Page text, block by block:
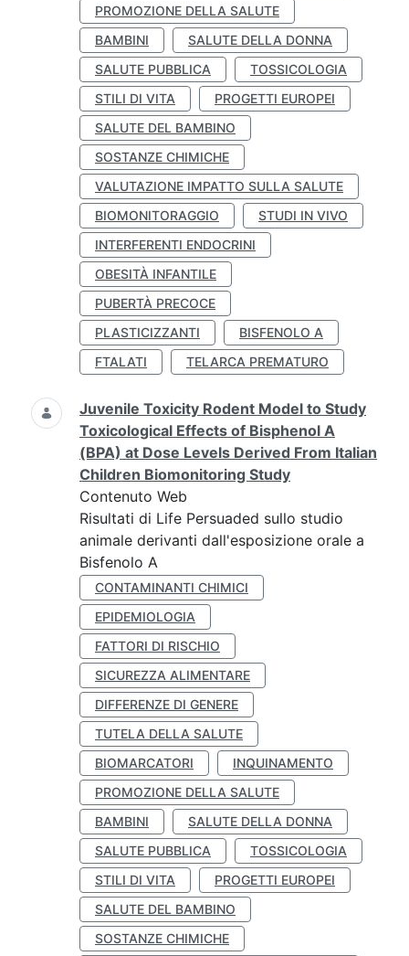
PROMOZIONE DELLA SALUTE
BAMBINI
SALUTE DELLA DONNA
SALUTE PUBBLICA
TOSSICOLOGIA
STILI DI VITA
PROGETTI EUROPEI
SALUTE DEL BAMBINO
SOSTANZE CHIMICHE
VALUTAZIONE IMPATTO SULLA SALUTE
BIOMONITORAGGIO
STUDI IN VIVO
INTERFERENTI ENDOCRINI
OBESITÀ INFANTILE
PUBERTÀ PRECOCE
PLASTICIZZANTI
BISFENOLO A
FTALATI
TELARCA PREMATURO
Juvenile Toxicity Rodent Model to Study
Toxicological Effects of Bisphenol A
(BPA) at Dose Levels Derived From Italian
Children Biomonitoring Study
Contenuto Web
Risultati di Life Persuaded sullo studio
animale derivanti dall'esposizione orale a
Bisfenolo A
CONTAMINANTI CHIMICI
EPIDEMIOLOGIA
FATTORI DI RISCHIO
SICUREZZA ALIMENTARE
DIFFERENZE DI GENERE
TUTELA DELLA SALUTE
BIOMARCATORI
INQUINAMENTO
PROMOZIONE DELLA SALUTE
BAMBINI
SALUTE DELLA DONNA
SALUTE PUBBLICA
TOSSICOLOGIA
STILI DI VITA
PROGETTI EUROPEI
SALUTE DEL BAMBINO
SOSTANZE CHIMICHE